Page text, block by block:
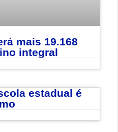
mais 19.168
integral
estadual é